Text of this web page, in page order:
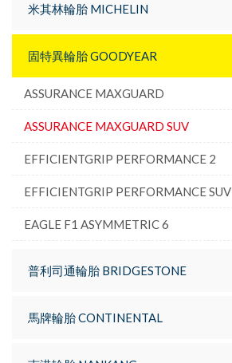
米其林輪胎 MICHELIN
固特異輪胎 GOODYEAR
ASSURANCE MAXGUARD
ASSURANCE MAXGUARD SUV
EFFICIENTGRIP PERFORMANCE 2
EFFICIENTGRIP PERFORMANCE SUV
EAGLE F1 ASYMMETRIC 6
普利司通輪胎 BRIDGESTONE
馬牌輪胎 CONTINENTAL